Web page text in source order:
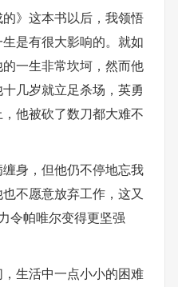
》这本书以后，我领悟
是有很大影响的。就如
一生非常坎坷，然而他
几岁就立足杀场，英勇
他被砍了数刀都大难不
身，但他仍不停地忘我
不愿意放弃工作，这又
令帕唯尔变得更坚强
生活中一点小小的困难